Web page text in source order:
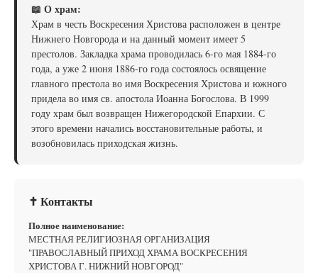
📖 О храм:
Храм в честь Воскресения Христова расположен в центре
Нижнего Новгорода и на данный момент имеет 5
престолов. Закладка храма проводилась 6-го мая 1884-го
года, а уже 2 июня 1886-го года состоялось освящение
главного престола во имя Воскресения Христова и южного
придела во имя св. апостола Иоанна Богослова. В 1999
году храм был возвращен Нижегородской Епархии. С
этого времени начались восстановительные работы, и
возобновилась приходская жизнь.
✝ Контакты
Полное наименование:
МЕСТНАЯ РЕЛИГИОЗНАЯ ОРГАНИЗАЦИЯ
"ПРАВОСЛАВНЫЙ ПРИХОД ХРАМА ВОСКРЕСЕНИЯ
ХРИСТОВА Г. НИЖНИЙ НОВГОРОД"